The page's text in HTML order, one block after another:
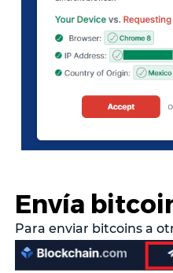
Envía
Para enviar bitcoins a